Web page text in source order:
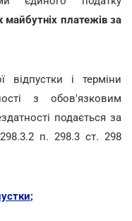
майбутніх платежів за
відпустки і терміни
з обов'язковим
подається за
п. 298.3 ст. 298
;